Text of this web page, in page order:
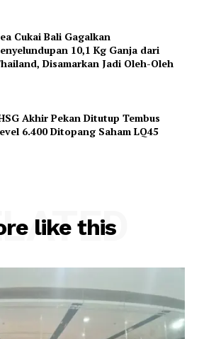
Cukai Bali Gagalkan
10,1 Kg Ganja dari
Disamarkan Jadi Oleh-Oleh
Akhir Pekan Ditutup Tembus
6.400 Ditopang Saham LQ45
like this